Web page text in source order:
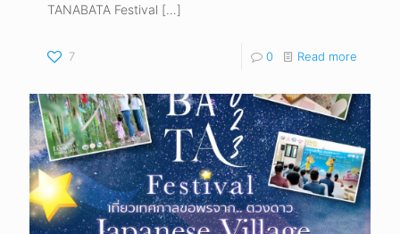
TANABATA Festival […]
7 0 Read more